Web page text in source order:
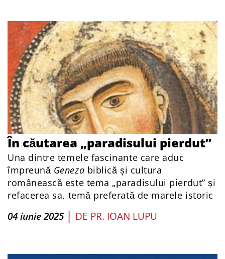
În căutarea „paradisului pierdut”
Una dintre temele fascinante care aduc
împreună Geneza biblică și cultura
românească este tema „paradisului pierdut” și
refacerea sa, temă preferată de marele istoric
04 iunie 2025 | DE PR. IOAN LUPU